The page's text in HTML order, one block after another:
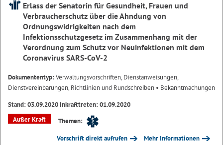
Erlass der Senatorin für Gesundheit, Frauen und
Verbraucherschutz über die Ahndung von
Ordnungswidrigkeiten nach dem
Infektionsschutzgesetz im Zusammenhang mit der
Verordnung zum Schutz vor Neuinfektionen mit dem
Coronavirus SARS-CoV-2
Dokumententyp:Verwaltungsvorschriften, Dienstanweisungen,
Dienstvereinbarungen, Richtlinien und Rundschreiben • Bekanntmachungen
Stand: 03.09.2020 Inkrafttreten: 01.09.2020
Außer Kraft
Themen:
Vorschrift direkt aufrufen Mehr Informationen